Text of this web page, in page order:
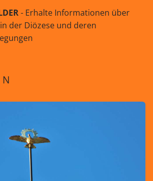
- Erhalte Informationen über
der Diözese und deren